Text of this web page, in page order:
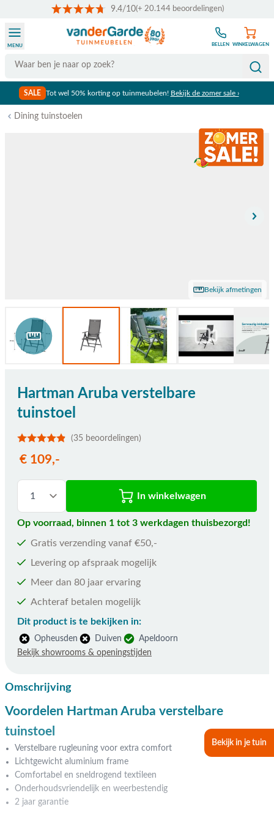
9.4/10(+ 20.144 beoordelingen)
Search
MENU BELLEN WINKELWAGEN
SALE Tot wel 50% korting op tuinmeubelen! Bekijk de zomer sale ›
Bekijk in je tuin
Dining tuinstoelen
Bekijk afmetingen
Hartman Aruba verstelbare
tuinstoel
(35 beoordelingen)
€ 109,-
In winkelwagen
Op voorraad, binnen 1 tot 3 werkdagen thuisbezorgd!
Gratis verzending vanaf €50,-
Levering op afspraak mogelijk
Meer dan 80 jaar ervaring
Achteraf betalen mogelijk
Dit product is te bekijken in:
Opheusden Duiven
Apeldoorn
Bekijk showrooms & openingstijden
Omschrijving
Voordelen Hartman Aruba verstelbare
tuinstoel
Verstelbare rugleuning voor extra comfort
Lichtgewicht aluminium frame
Comfortabel en sneldrogend textileen
Onderhoudsvriendelijk en weerbestendig
2 jaar garantie